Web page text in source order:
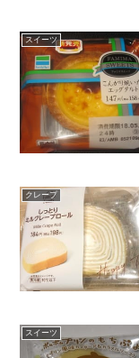
スイーツ
クレープ
スイーツ